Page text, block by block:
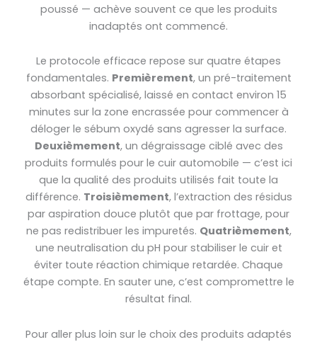
poussé — achève souvent ce que les produits
inadaptés ont commencé.
Le protocole efficace repose sur quatre étapes
fondamentales. Premièrement, un pré-traitement
absorbant spécialisé, laissé en contact environ 15
minutes sur la zone encrassée pour commencer à
déloger le sébum oxydé sans agresser la surface.
Deuxièmement, un dégraissage ciblé avec des
produits formulés pour le cuir automobile — c’est ici
que la qualité des produits utilisés fait toute la
différence. Troisièmement, l’extraction des résidus
par aspiration douce plutôt que par frottage, pour
ne pas redistribuer les impuretés. Quatrièmement,
une neutralisation du pH pour stabiliser le cuir et
éviter toute réaction chimique retardée. Chaque
étape compte. En sauter une, c’est compromettre le
résultat final.
Pour aller plus loin sur le choix des produits adaptés